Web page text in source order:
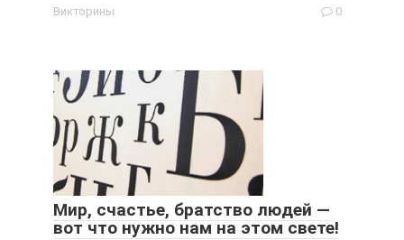
Викторины 0
Мир, счастье, братство людей —
вот что нужно нам на этом свете!